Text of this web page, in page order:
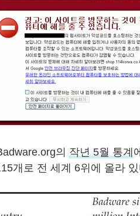
의 작년 5월 통계
개로 전 세계 6위에 올라